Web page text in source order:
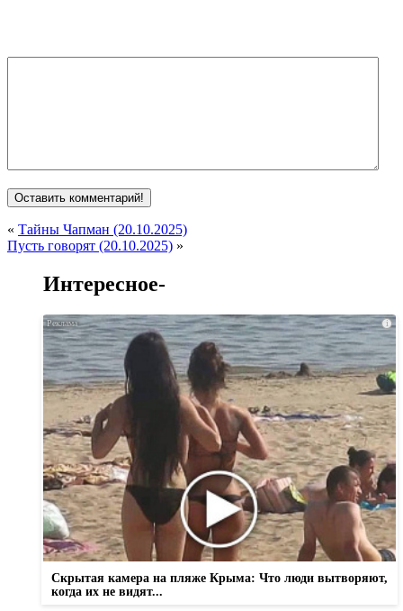
« Тайны Чапман (20.10.2025)
Пусть говорят (20.10.2025) »
Интересное-
i
Скрытая камера на пляже Крыма: Что люди вытворяют,
когда их не видят...